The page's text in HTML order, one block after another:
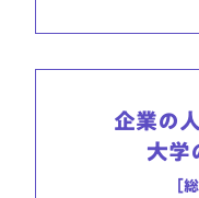
企業の
大学
［